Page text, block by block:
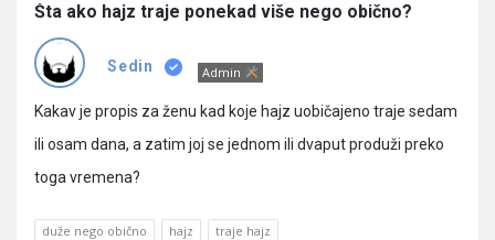
Latest
Pitanja
Šta ako hajz traje ponekad više nego obično?
Sedin Admin
Kakav je propis za ženu kad koje hajz uobičajeno traje sedam
ili osam dana, a zatim joj se jednom ili dvaput produži preko
toga vremena?
duže nego obično hajz traje hajz